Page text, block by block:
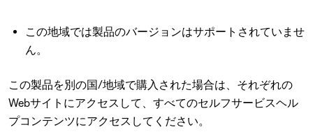
この地域では製品のバージョンはサポートされていませ
ん。
この製品を別の国/地域で購入された場合は、それぞれの
Webサイトにアクセスして、すべてのセルフサービスヘル
プコンテンツにアクセスしてください。